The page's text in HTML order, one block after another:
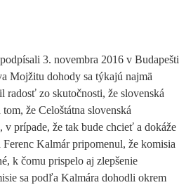
3. novembra 2016 v Budapešti
Mojžitu dohody sa týkajú najmä
zo skutočnosti, že slovenská
že Celoštátna slovenská
prípade, že tak bude chcieť a dokáže
Kalmár pripomenul, že komisia
k čomu prispelo aj zlepšenie
sa podľa Kalmára dohodli okrem